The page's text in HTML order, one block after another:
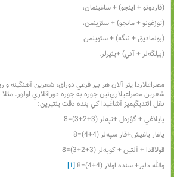
(قاردونو + اينجو) + ساغينمان،
(توزغونو + مانجو) + سئزينمن،
(بولماديق + ننگه) + سئوينمن
(بيلگه‌لر + آني) +يئيرلر.
مصراعلاردا يئر آلان هر بير فرعي دوراق، شعرين آهنگينه و
شعرين مصراعيلاري‌نين جوره به جوره دوراقلاري اولور. مثلا
نقل ائتديگيميز آشاغيدا کي بنده دقت يئتيرين:
يايلاغي + گؤزه‌ل +تپه‌لر (3+2+3)=8
ياغار ياغيش+قار سپه‌لر (4+4)=8
قولاقدا + آلتين + کوپه‌لر (3+2+3)=8
والله دلبر+ سنده اولار (4+4)=8
[1]